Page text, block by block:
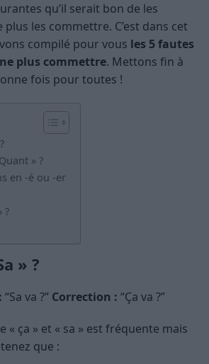
qu’il serait bon de les
les commettre. C’est dans cet
compilé pour vous les 5 fautes
plus commettre. Mettons fin à
fois pour toutes !
» ?
en -é ou -er
?
» ?
“Sa va ?” Correction : “Ça va ?”
« ça » et « sa » est fréquente mais
que :